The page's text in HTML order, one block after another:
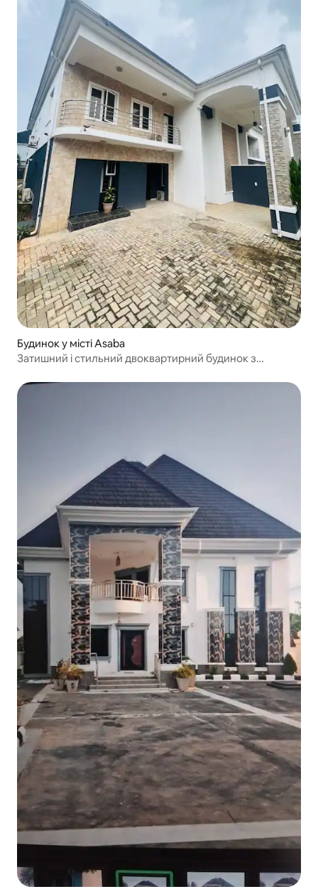
Будинок у місті Asaba
Затишний і стильний двоквартирний будинок з